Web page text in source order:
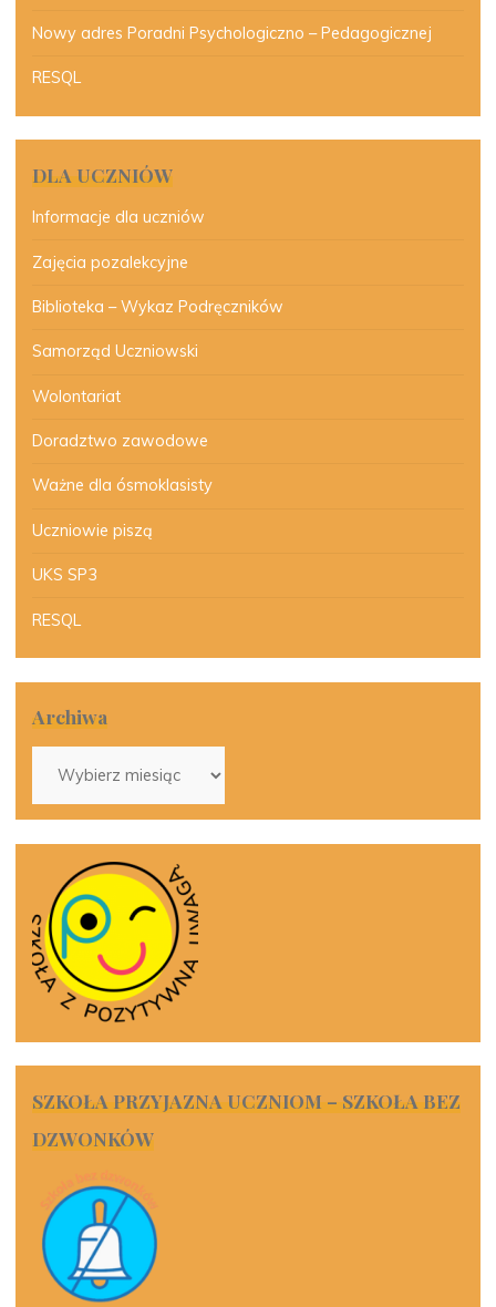
Nowy adres Poradni Psychologiczno – Pedagogicznej
RESQL
DLA UCZNIÓW
Informacje dla uczniów
Zajęcia pozalekcyjne
Biblioteka – Wykaz Podręczników
Samorząd Uczniowski
Wolontariat
Doradztwo zawodowe
Ważne dla ósmoklasisty
Uczniowie piszą
UKS SP3
RESQL
Archiwa
SZKOŁA PRZYJAZNA UCZNIOM – SZKOŁA BEZ
DZWONKÓW